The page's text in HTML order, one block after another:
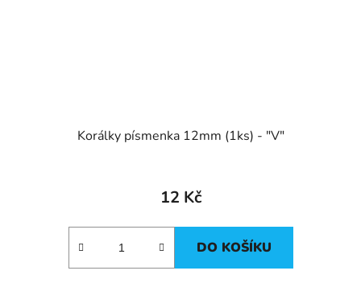
Korálky písmenka 12mm (1ks) - "V"
12 Kč
DO KOŠÍKU